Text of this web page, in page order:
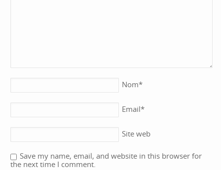
Nom*
Email*
Site web
Save my name, email, and website in this browser for
the next time I comment.